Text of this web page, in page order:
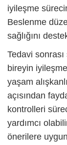
iyileşme
Beslenme
sağlığını
Tedavi
bireyin
yaşam
açısından
kontrolleri
yardımcı
önerilere